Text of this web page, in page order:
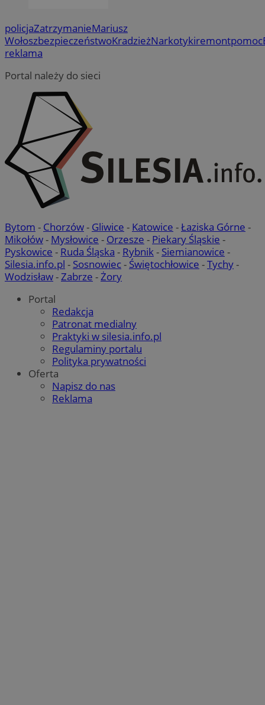
policjaZatrzymanieMariusz
WołoszbezpieczeństwoKradzieżNarkotykiremontpomoc
reklama
Portal należy do sieci
Bytom - Chorzów- Gliwice - Katowice -Łaziska Górne -
Mikołów- Mysłowice - Orzesze - Piekary Śląskie -
Pyskowice - Ruda Śląska - Rybnik- Siemianowice -
Silesia.info.pl - Sosnowiec- Świętochłowice -Tychy-
Wodzisław-Zabrze -Żory
Portal
Redakcja
Patronat medialny
Praktyki w silesia.info.pl
Regulaminy portalu
Polityka prywatności
Oferta
Napisz do nas
Reklama